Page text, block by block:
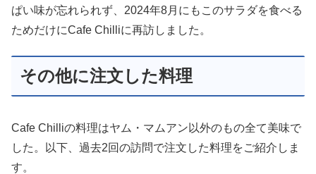
ぱい味が忘れられず、2024年8月にもこのサラダを食べる
ためだけにCafe Chilliに再訪しました。
その他に注文した料理
Cafe Chilliの料理はヤム・マムアン以外のもの全て美味で
した。以下、過去2回の訪問で注文した料理をご紹介しま
す。